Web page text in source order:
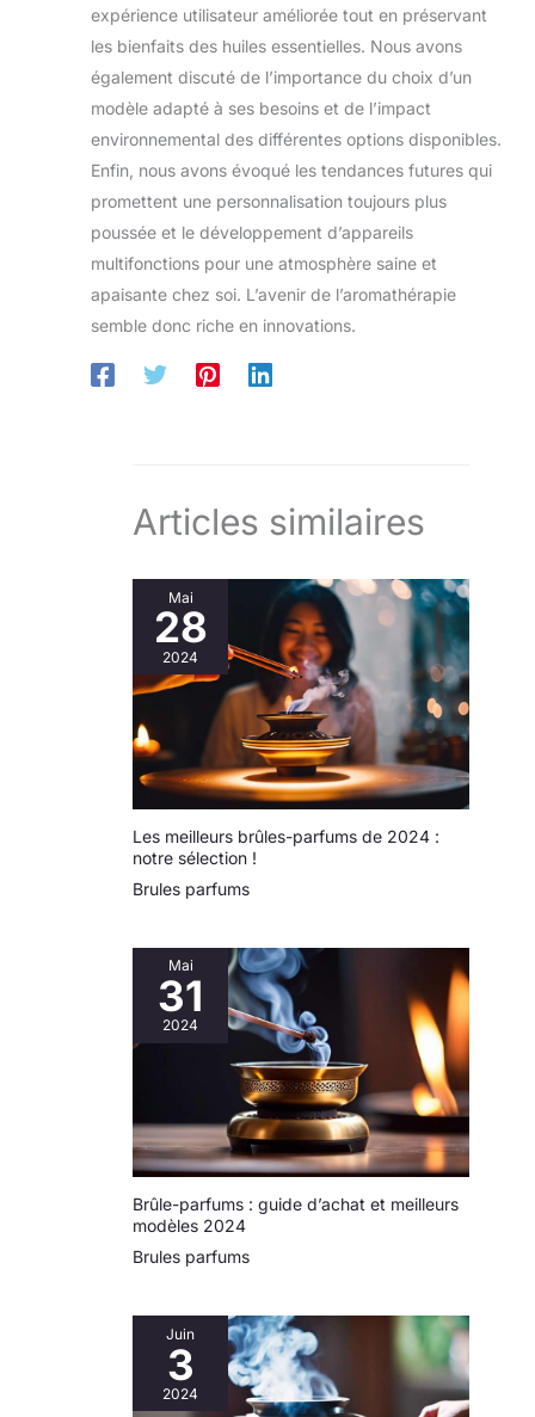
expérience utilisateur améliorée tout en préservant
les bienfaits des huiles essentielles. Nous avons
également discuté de l’importance du choix d’un
modèle adapté à ses besoins et de l’impact
environnemental des différentes options disponibles.
Enfin, nous avons évoqué les tendances futures qui
promettent une personnalisation toujours plus
poussée et le développement d’appareils
multifonctions pour une atmosphère saine et
apaisante chez soi. L’avenir de l’aromathérapie
semble donc riche en innovations.
Articles similaires
Mai
28
2024
Les meilleurs brûles-parfums de 2024 :
notre sélection !
Brules parfums
Mai
31
2024
Brûle-parfums : guide d’achat et meilleurs
modèles 2024
Brules parfums
Juin
3
2024